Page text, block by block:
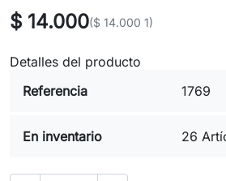
$ 14.000($ 14.000 1)
Detalles del producto
Referencia
1769
En inventario 26